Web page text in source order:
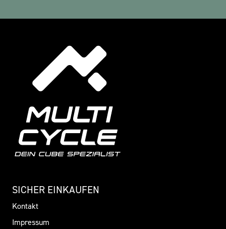
SICHER EINKAUFEN
Kontakt
Impressum